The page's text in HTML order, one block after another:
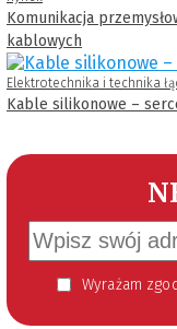
Komunikacja
kablowych
Elektrotechnika i technika
Kable silikonowe –
Wyrażam zgodę na otrzymywanie informacji handlowej kierowanej do mnie za pomocą środków komunikacji elektronicznej w szczególności